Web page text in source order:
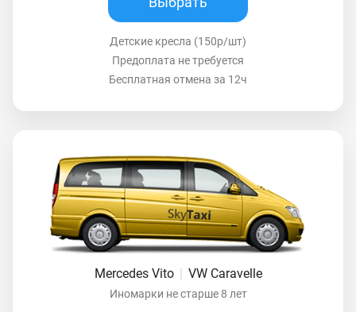
Детские кресла (150р/шт)
Предоплата не требуется
Бесплатная отмена за 12ч
Mercedes Vito VW Caravelle
Иномарки не старше 8 лет